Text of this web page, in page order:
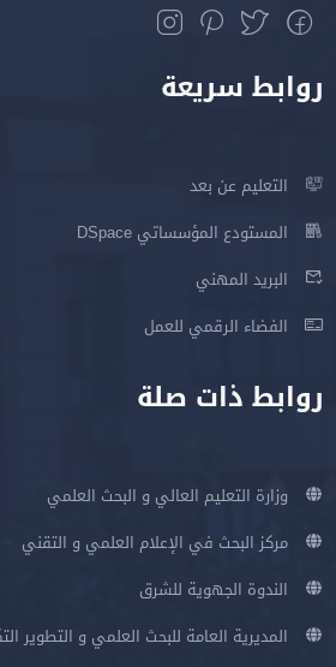
روابط سريعة
التعليم عن بعد
المستودع المؤسساتي DSpace
البريد المهني
الفضاء الرقمي للعمل
روابط ذات صلة
وزارة التعليم العالي و البحث العلمي
مركز البحث في الإعلام العلمي و التقني
الندوة الجهوية للشرق
المديرية العامة للبحث العلمي و التطوير